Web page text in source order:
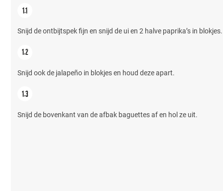
Snijd de ontbijtspek fijn en snijd de ui en 2 halve paprika’s in blokjes.
Snijd ook de jalapeño in blokjes en houd deze apart.
Snijd de bovenkant van de afbak baguettes af en hol ze uit.